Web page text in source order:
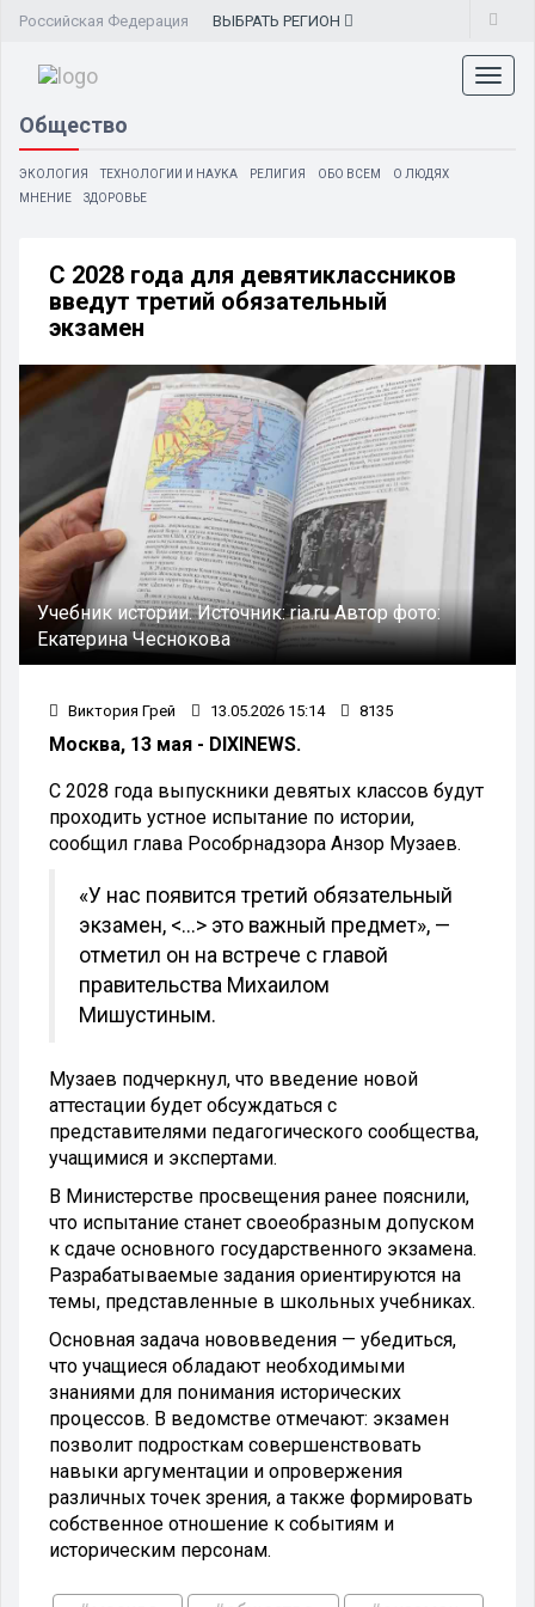
Российская Федерация ВЫБРАТЬ РЕГИОН
Общество
ЭКОЛОГИЯ ТЕХНОЛОГИИ И НАУКА РЕЛИГИЯ ОБО ВСЕМ
О ЛЮДЯХ
МНЕНИЕ
ЗДОРОВЬЕ
С 2028 года для девятиклассников
введут третий обязательный
экзамен
Учебник истории.Источник:ria.ruАвтор фото:
Екатерина Чеснокова
Виктория Грей 13.05.2026 15:14 8135
Москва, 13 мая - DIXINEWS.
С 2028 года выпускники девятых классов будут
проходить устное испытание по истории,
сообщил глава Рособрнадзора Анзор Музаев.
«У нас появится третий обязательный
экзамен, <...> это важный предмет», —
отметил он на встрече с главой
правительства Михаилом
Мишустиным.
Музаев подчеркнул, что введение новой
аттестации будет обсуждаться с
представителями педагогического сообщества,
учащимися и экспертами.
В Министерстве просвещения ранее пояснили,
что испытание станет своеобразным допуском
к сдаче основного государственного экзамена.
Разрабатываемые задания ориентируются на
темы, представленные в школьных учебниках.
Основная задача нововведения — убедиться,
что учащиеся обладают необходимыми
знаниями для понимания исторических
процессов. В ведомстве отмечают: экзамен
позволит подросткам совершенствовать
навыки аргументации и опровержения
различных точек зрения, а также формировать
собственное отношение к событиям и
историческим персонам.